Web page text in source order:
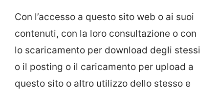
Con l’accesso a questo sito web o ai suoi
contenuti, con la loro consultazione o con
lo scaricamento per download degli stessi
o il posting o il caricamento per upload a
questo sito o altro utilizzo dello stesso e